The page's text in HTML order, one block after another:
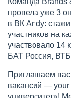
Команда Brands
провела уже 3
в ВК Andy:
участников на
участвовало 14
БАТ Россия,
Приглашаем вас
вакансий — your